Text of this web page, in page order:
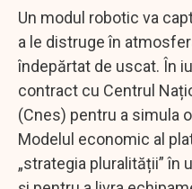
Un modul robotic va
a le distruge în
îndepărtat de uscat. În
contract cu Centrul
(Cnes) pentru a simula
Modelul economic al
„strategia pluralității” în